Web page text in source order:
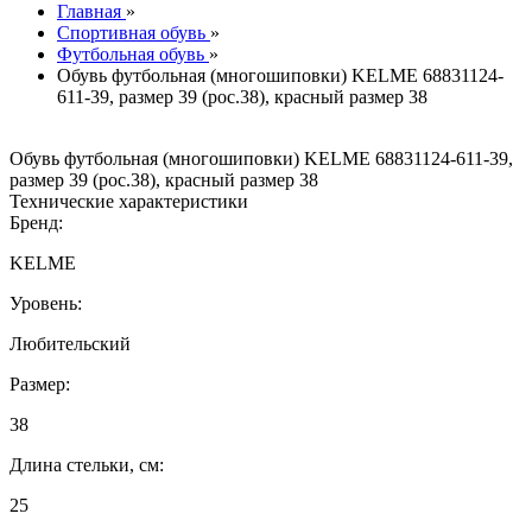
Главная »
Спортивная обувь »
Футбольная обувь »
Обувь футбольная (многошиповки) KELME 68831124-
611-39, размер 39 (рос.38), красный размер 38
Обувь футбольная (многошиповки) KELME 68831124-611-39,
размер 39 (рос.38), красный размер 38
Технические характеристики
Бренд:
KELME
Уровень:
Любительский
Размер:
38
Длина стельки, см:
25